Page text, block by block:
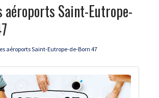
aéroports Saint-Eutrope-
aéroports Saint-Eutrope-de-Born 47